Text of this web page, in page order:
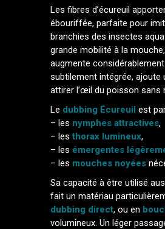
Les fibres d’écureuil
ébouriffée, parfaite pour
branchies des insectes
grande mobilité à la
augmente
subtilement intégrée,
attirer l’œil du poisson sans
Le dubbing Écureuil est
– les nymphes attractives,
– les thorax lumineux,
– les émergentes
– les mouches noyées
Sa capacité à être utilisé
fait un matériau
dubbing direct, ou en
volumineux. Un léger